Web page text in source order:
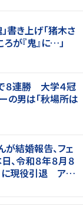
書き上げ「猪木さ
が『鬼』に…」
８連勝 大学４冠
の男は「秋場所は
結婚報告、フェ
、令和８年８月８
に現役引退 アス